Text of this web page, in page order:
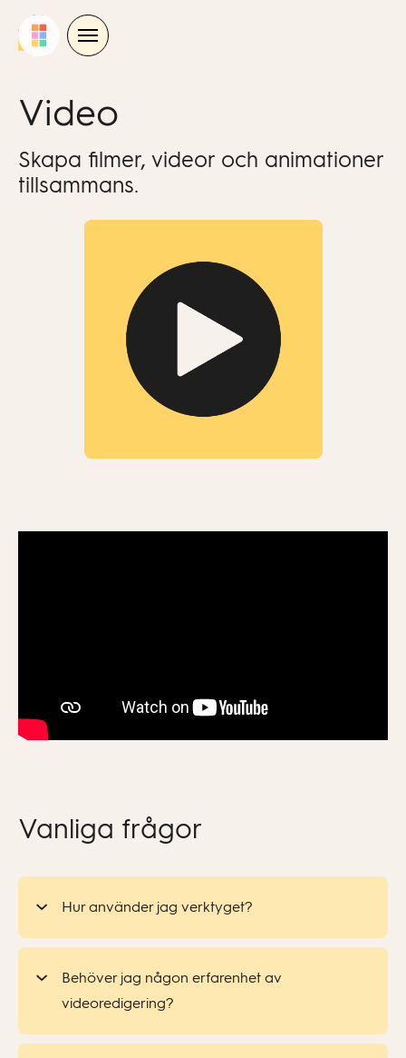
Video
Skapa filmer, videor och animationer
tillsammans.
Vanliga frågor
Hur använder jag verktyget?
Behöver jag någon erfarenhet av
videoredigering?